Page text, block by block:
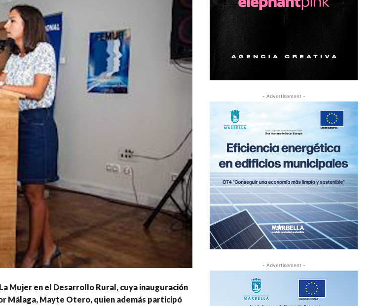
Mujer en el Desarrollo Rural, cuya inauguración
Málaga, Mayte Otero, quien además participó
- Advertisement -
- Advertisement -